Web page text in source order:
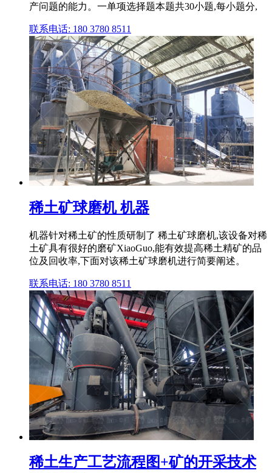
产问题的能力。一单项选择题本题共30小题,每小题分,
联系电话: 180 3780 8511
稀土矿球磨机 机器
机器针对稀土矿的性质研制了 稀土矿球磨机,该设备对稀
土矿具有很好的磨矿XiaoGuo,能有效提高稀土精矿的品
位及回收率,下面对该稀土矿球磨机进行简要阐述。
联系电话: 180 3780 8511
稀土生产工艺流程图+矿的开采技术